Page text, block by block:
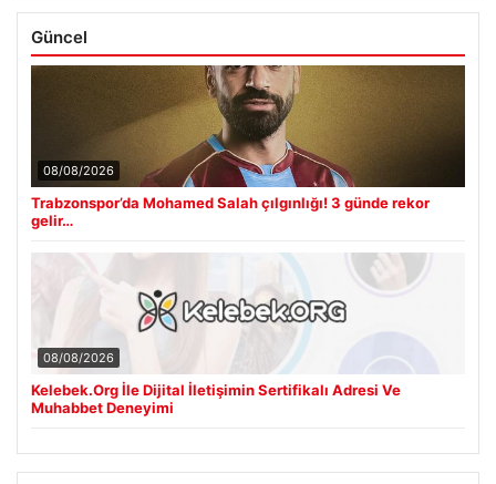
Güncel
08/08/2026
Trabzonspor’da Mohamed Salah çılgınlığı! 3 günde rekor
gelir…
08/08/2026
Kelebek.Org İle Dijital İletişimin Sertifikalı Adresi Ve
Muhabbet Deneyimi